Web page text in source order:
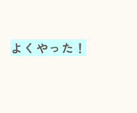
よくやった！